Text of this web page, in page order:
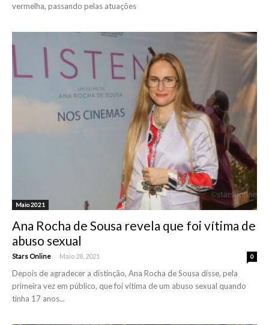
vermelha, passando pelas atuações
Maio 2021
Ana Rocha de Sousa revela que foi vítima de
abuso sexual
Stars Online - Maio 28, 2021 0
Depois de agradecer a distinção, Ana Rocha de Sousa disse, pela
primeira vez em público, que foi vítima de um abuso sexual quando
tinha 17 anos...